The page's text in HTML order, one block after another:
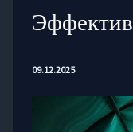
09.12.2025